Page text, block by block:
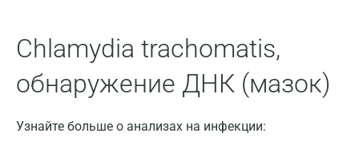
Chlamydia trachomatis,
обнаружение ДНК (мазок)
Узнайте больше о анализах на инфекции:
Барнаул